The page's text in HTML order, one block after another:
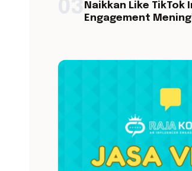
Naikkan Like TikTok
Engagement